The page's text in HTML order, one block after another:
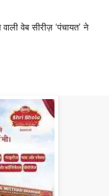
वेब सीरीज़ ‘पंचायत’ ने